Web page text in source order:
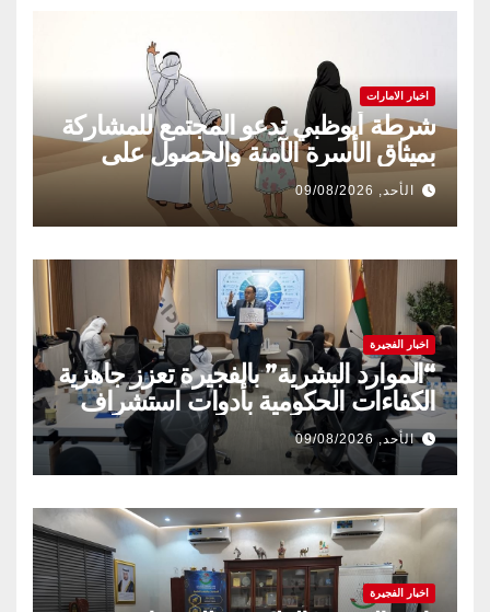
اخبار الامارات
شرطة أبوظبي تدعو المجتمع للمشاركة
بميثاق الأسرة الآمنة والحصول على
شهادة «سفير»
الأحد, 09/08/2026
اخبار الفجيرة
“الموارد البشرية” بالفجيرة تعزز جاهزية
الكفاءات الحكومية بأدوات استشراف
المستقبل
الأحد, 09/08/2026
اخبار الفجيرة